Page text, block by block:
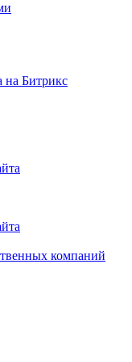
на Битрикс
компаний